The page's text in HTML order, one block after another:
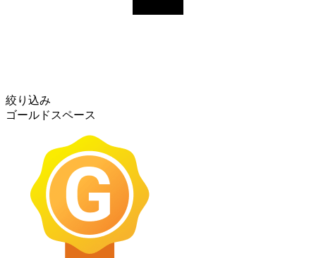
絞り込み
ゴールドスペース